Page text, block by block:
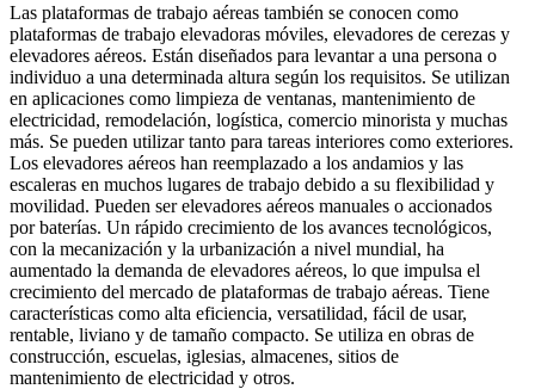
Las plataformas de trabajo aéreas también se conocen como
plataformas de trabajo elevadoras móviles, elevadores de cerezas y
elevadores aéreos. Están diseñados para levantar a una persona o
individuo a una determinada altura según los requisitos. Se utilizan
en aplicaciones como limpieza de ventanas, mantenimiento de
electricidad, remodelación, logística, comercio minorista y muchas
más. Se pueden utilizar tanto para tareas interiores como exteriores.
Los elevadores aéreos han reemplazado a los andamios y las
escaleras en muchos lugares de trabajo debido a su flexibilidad y
movilidad. Pueden ser elevadores aéreos manuales o accionados
por baterías. Un rápido crecimiento de los avances tecnológicos,
con la mecanización y la urbanización a nivel mundial, ha
aumentado la demanda de elevadores aéreos, lo que impulsa el
crecimiento del mercado de plataformas de trabajo aéreas. Tiene
características como alta eficiencia, versatilidad, fácil de usar,
rentable, liviano y de tamaño compacto. Se utiliza en obras de
construcción, escuelas, iglesias, almacenes, sitios de
mantenimiento de electricidad y otros.